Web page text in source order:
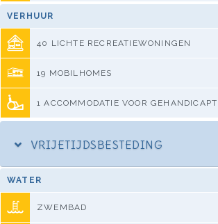
VERHUUR
40 LICHTE RECREATIEWONINGEN
19 MOBILHOMES
1 ACCOMMODATIE VOOR
VRIJETIJDSBESTEDING
WATER
ZWEMBAD